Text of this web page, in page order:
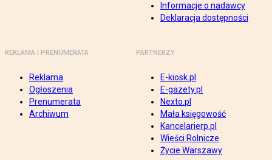
Informacje o nadawcy
Deklaracja dostępności
REKLAMA I PRENUMERATA
Reklama
Ogłoszenia
Prenumerata
Archiwum
PARTNERZY
E-kiosk.pl
E-gazety.pl
Nexto.pl
Mała księgowość
Kancelarierp.pl
Wieści Rolnicze
Życie Warszawy